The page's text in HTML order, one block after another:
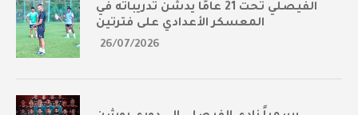
الفيصلي تحت 21 عامًا يدشن تدريباته في
المعسكر الأعدادي على فترتين
26/07/2026